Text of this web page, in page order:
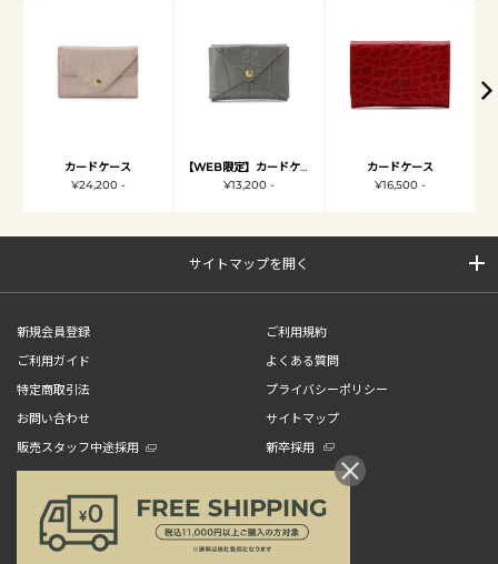
カードケース
¥24,200 -
【WEB限定】カードケース
¥13,200 -
カードケース
¥16,500 -
サイトマップを開く
新規会員登録
ご利用規約
ご利用ガイド
よくある質問
特定商取引法
プライバシーポリシー
お問い合わせ
サイトマップ
販売スタッフ中途採用
新卒採用